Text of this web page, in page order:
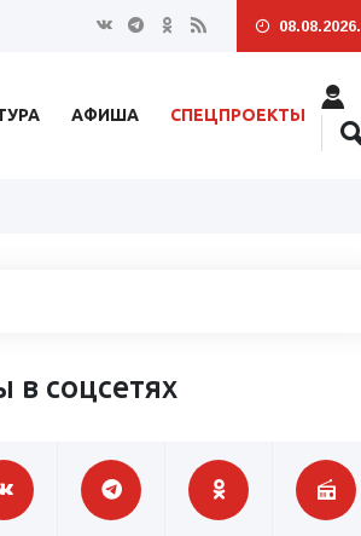
08.08.2026.
АФИША СПЕЦПРОЕКТЫ
в соцсетях